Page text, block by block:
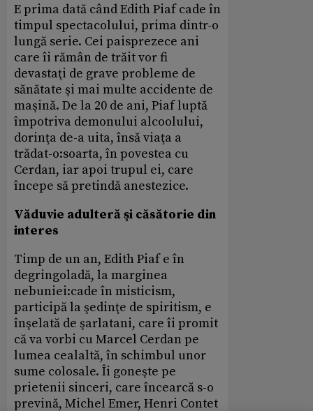
E prima dată când Edith Piaf cade în
timpul spectacolului, prima dintr-o
lungă serie. Cei paisprezece ani
care îi rămân de trăit vor fi
devastaţi de grave probleme de
sănătate şi mai multe accidente de
maşină. De la 20 de ani, Piaf luptă
împotriva demonului alcoolului,
dorinţa de-a uita, însă viaţa a
trădat-o:soarta, în povestea cu
Cerdan, iar apoi trupul ei, care
începe să pretindă anestezice.
Văduvie adulteră şi căsătorie din
interes
Timp de un an, Edith Piaf e în
degringoladă, la marginea
nebuniei:cade în misticism,
participă la şedinţe de spiritism, e
înşelată de şarlatani, care îi promit
că va vorbi cu Marcel Cerdan pe
lumea cealaltă, în schimbul unor
sume colosale. Îi goneşte pe
prietenii sinceri, care încearcă s-o
prevină, Michel Emer, Henri Contet